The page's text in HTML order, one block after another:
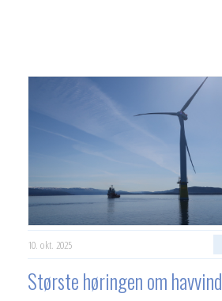
10. okt. 2025
Største høringen om havvind